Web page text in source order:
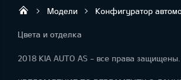
UAB „Klaipėdos
Модели Конфигуратор
Цвета и отделка
2018 KIA AUTO AS - все права защищены.